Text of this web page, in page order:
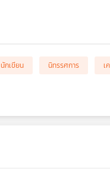
นักเขียน นิทรรศการ เ